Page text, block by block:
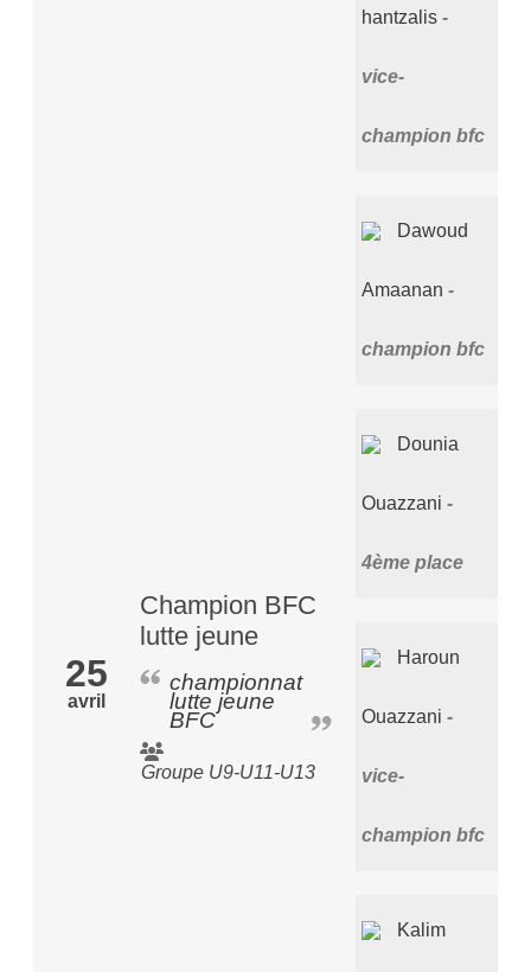
25
avril
Champion BFC
lutte jeune
championnat
lutte jeune
BFC
Groupe U9-U11-U13
hantzalis
vice-
champion bfc
Dawoud
Amaanan
champion bfc
Dounia
Ouazzani
4ème place
Haroun
Ouazzani
vice-
champion bfc
Kalim